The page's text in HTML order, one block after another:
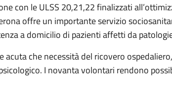
con le ULSS 20,21,22 finalizzati
offre un importante servizio
a domicilio di pazienti affetti da
acuta che necessità del ricovero
I novanta volontari rendono